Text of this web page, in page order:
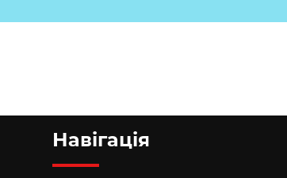
Навігація